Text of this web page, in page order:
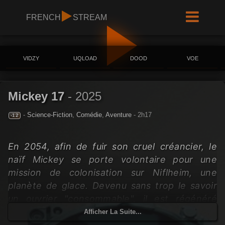
FRENCH STREAM
VIDZY UQLOAD DOOD VOE
Mickey 17 - 2025
-12 - Science-Fiction, Comédie, Aventure - 2h17
En 2054, afin de fuir son cruel créancier, le
naïf Mickey se porte volontaire pour une
mission de colonisation sur Niflheim, une
planète de glace. Devenu sans trop le savoir
chaque fois qu'il meurt lors des missions les
Afficher La Suite...